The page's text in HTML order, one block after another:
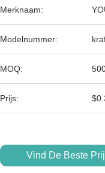
Merknaam:
Modelnummer:
MOQ:
Prijs:
Vind De Beste